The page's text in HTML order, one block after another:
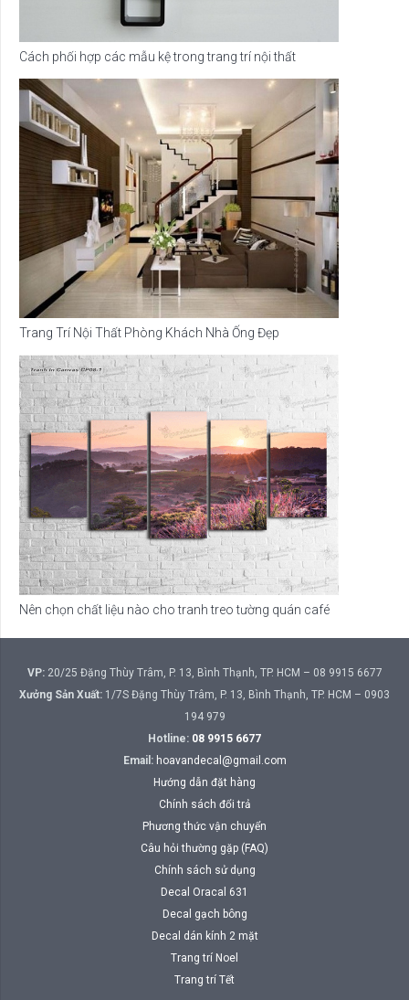
Cách phối hợp các mẫu kệ trong trang trí nội thất
Trang Trí Nội Thất Phòng Khách Nhà Ống Đẹp
Nên chọn chất liệu nào cho tranh treo tường quán café
VP:20/25 Đặng Thùy Trâm, P. 13, Bình Thạnh, TP. HCM – 08 9915 6677
Xưởng Sản Xuất: 1/7S Đặng Thùy Trâm, P. 13, Bình Thạnh, TP. HCM – 0903
194 979
Hotline: 08 9915 6677
Email: hoavandecal@gmail.com
Hướng dẫn đặt hàng
Chính sách đổi trả
Phương thức vận chuyển
Câu hỏi thường gặp (FAQ)
Chính sách sử dụng
Decal Oracal 631
Decal gạch bông
Decal dán kính 2 mặt
Trang trí Noel
Trang trí Tết